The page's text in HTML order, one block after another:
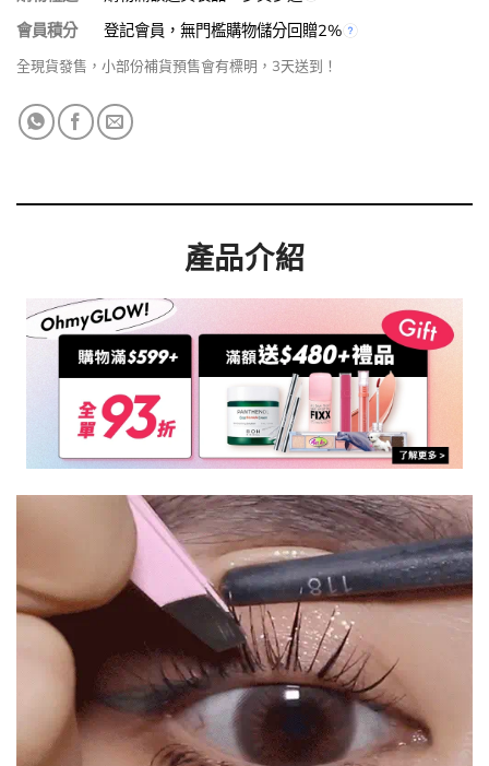
會員積分
登記會員，無門檻購物儲分回贈2%
全現貨發售，小部份補貨預售會有標明，3天送到！
產品介紹